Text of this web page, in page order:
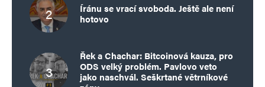
K ovlivnění voleb stačí 20 tisíc fiktivních
hlasů, tak málo chybělo na podzim
U korespondenčního podvodu je riziko
řádově více fiktivních obálek od jednoho
Íránu se vrací svoboda. Ještě ale není
hotovo
Řek a Chachar: Bitcoinová kauza, pro
ODS velký problém. Pavlovo veto
jako naschvál. Seškrtané větrníkové